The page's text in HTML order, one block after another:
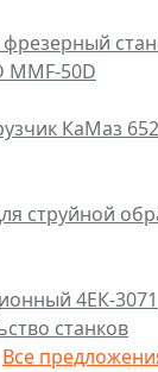
MMF-50D
КаМаз
струйной
4ЕК-3071
станков
Все